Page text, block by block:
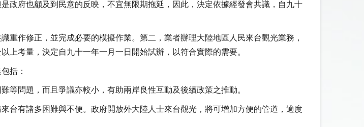
政府也顧及到民意的反映，不宜無限期拖延，因此，決定依據經發會共識，自九十
重作修正，並完成必要的模擬作業。第二，業者辦理大陸地區人民來台觀光業務，
上考量，決定自九十一年一月一日開始試辦，以符合實際的需要。
括：
等問題，而且爭議亦較小，有助兩岸良性互動及後續政策之推動。
台有諸多困難與不便。政府開放外大陸人士來台觀光，將可增加方便的管道，適度